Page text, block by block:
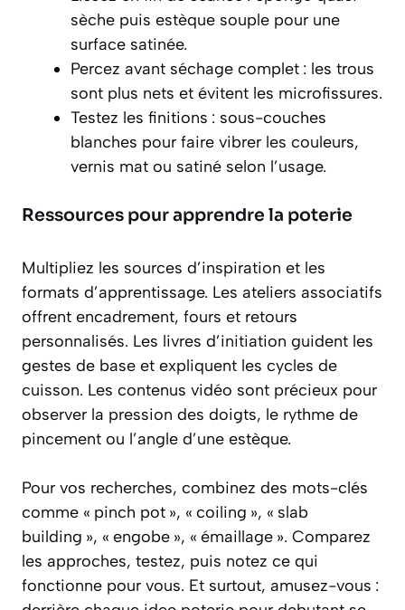
sèche puis estèque souple pour une
surface satinée.
Percez avant séchage complet : les trous
sont plus nets et évitent les microfissures.
Testez les finitions : sous-couches
blanches pour faire vibrer les couleurs,
vernis mat ou satiné selon l’usage.
Ressources pour apprendre la poterie
Multipliez les sources d’inspiration et les
formats d’apprentissage. Les ateliers associatifs
offrent encadrement, fours et retours
personnalisés. Les livres d’initiation guident les
gestes de base et expliquent les cycles de
cuisson. Les contenus vidéo sont précieux pour
observer la pression des doigts, le rythme de
pincement ou l’angle d’une estèque.
Pour vos recherches, combinez des mots-clés
comme « pinch pot », « coiling », « slab
building », « engobe », « émaillage ». Comparez
les approches, testez, puis notez ce qui
fonctionne pour vous. Et surtout, amusez-vous :